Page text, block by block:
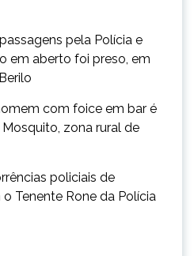
pela Polícia e
em aberto foi preso, em
com foice em bar é
zona rural de
policiais de
Tenente Rone da Polícia